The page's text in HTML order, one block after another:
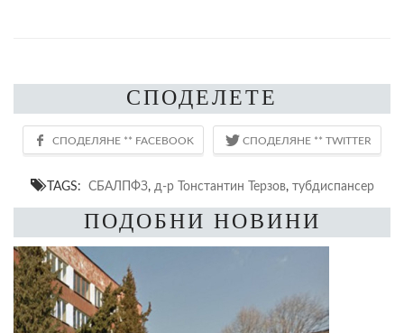
СПОДЕЛЕТЕ
TAGS: СБАЛПФЗ, д-р Тонстантин Терзов, тубдиспансер
ПОДОБНИ НОВИНИ